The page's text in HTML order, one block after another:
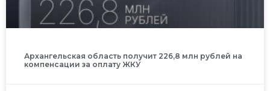
Архангельская область получит 226,8 млн рублей на
компенсации за оплату ЖКУ